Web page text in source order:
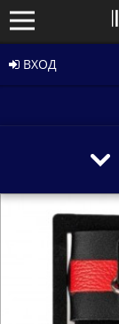
ВХОД